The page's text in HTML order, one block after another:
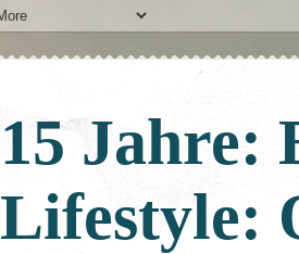
15 Jahre:
Lifestyle: